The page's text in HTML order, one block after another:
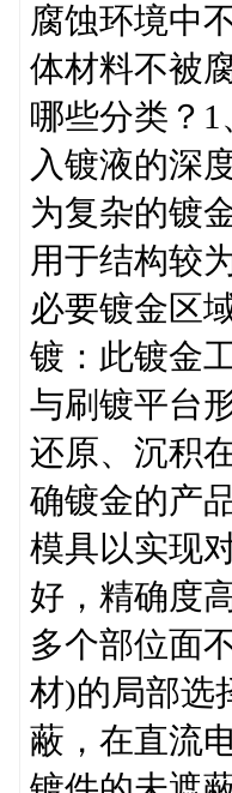
腐蚀环境中
体材料不被
哪些分类？
入镀液的深
为复杂的镀
用于结构较
必要镀金区
镀：此镀金
与刷镀平台
还原、沉积
确镀金的产
模具以实现
好，精确度
多个部位面
材)的局部选
蔽，在直流